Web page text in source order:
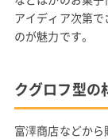
アイディア次第
のが魅力です。
クグロフ型の
富澤商店などか